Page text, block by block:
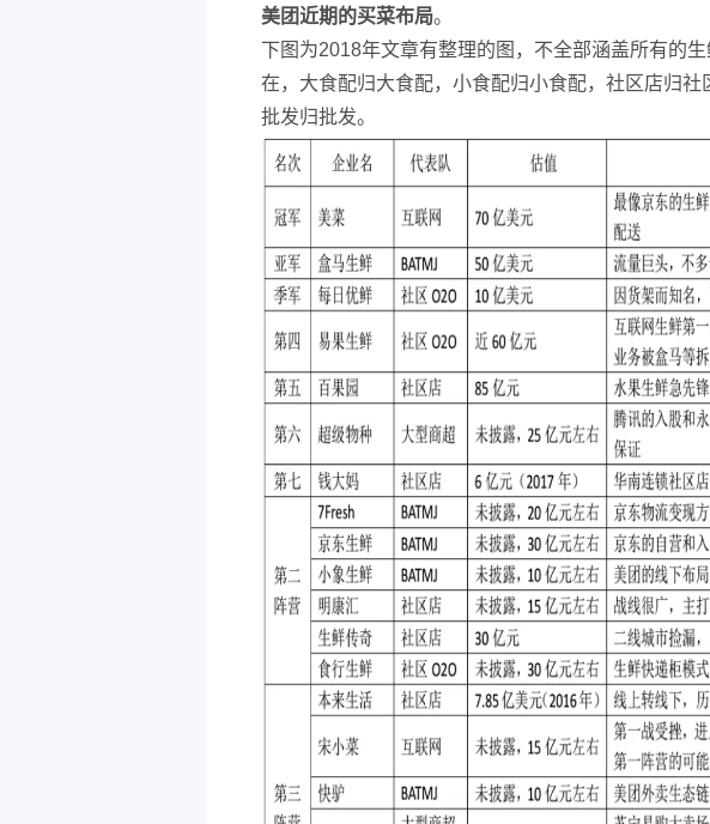
美团近期的买菜布局。
下图为2018年文章有整理的图，不全部涵盖所有的
在，大食配归大食配，小食配归小食配，社区店归社
批发归批发。